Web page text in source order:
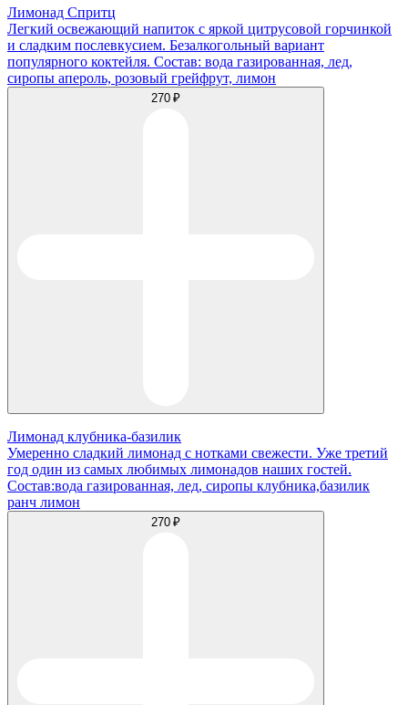
Лимонад Спритц
Легкий освежающий напиток с яркой цитрусовой горчинкой
и сладким послевкусием. Безалкогольный вариант
популярного коктейля. Состав: вода газированная, лед,
сиропы апероль, розовый грейфрут, лимон
270 ₽
Лимонад клубника-базилик
Умеренно сладкий лимонад с нотками свежести. Уже третий
год один из самых любимых лимонадов наших гостей.
Состав:вода газированная, лед, сиропы клубника,базилик
ранч лимон
270 ₽